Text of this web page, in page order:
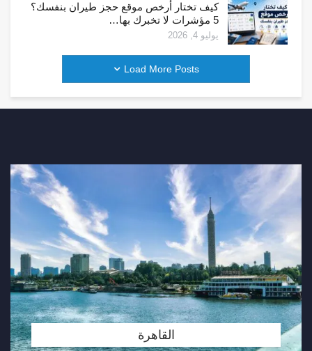
كيف تختار أرخص موقع حجز طيران بنفسك؟
5 مؤشرات لا تخبرك بها…
يوليو 4, 2026
Load More Posts
القاهرة